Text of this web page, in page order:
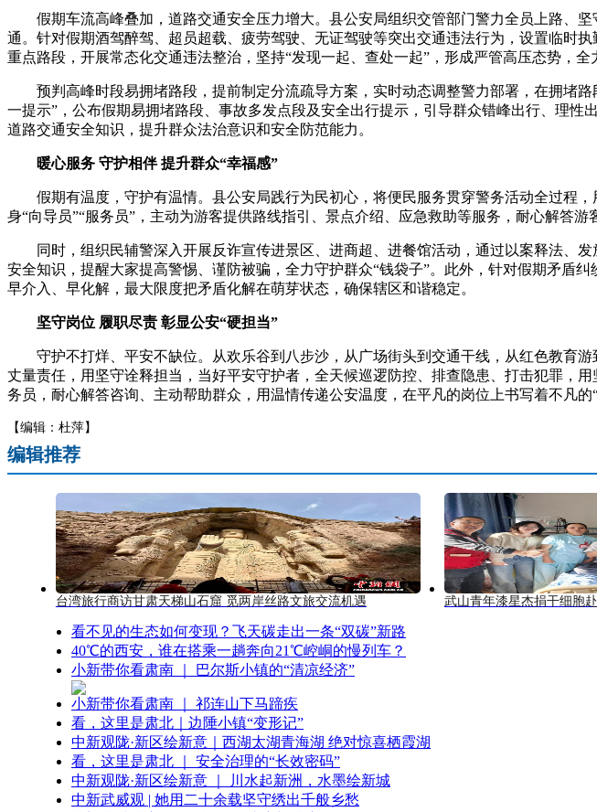
假期车流高峰叠加，道路交通安全压力增大。县公安局组织交管部门警力全员上路、坚
通。针对假期酒驾醉驾、超员超载、疲劳驾驶、无证驾驶等突出交通违法行为，设置临时
重点路段，开展常态化交通违法整治，坚持“发现一起、查处一起”，形成严管高压态势，全
预判高峰时段易拥堵路段，提前制定分流疏导方案，实时动态调整警力部署，在拥堵路
一提示”，公布假期易拥堵路段、事故多发点段及安全出行提示，引导群众错峰出行、理
道路交通安全知识，提升群众法治意识和安全防范能力。
暖心服务 守护相伴 提升群众“幸福感”
假期有温度，守护有温情。县公安局践行为民初心，将便民服务贯穿警务活动全过程
身“向导员”“服务员”，主动为游客提供路线指引、景点介绍、应急救助等服务，耐心解答
同时，组织民辅警深入开展反诈宣传进景区、进商超、进餐馆活动，通过以案释法、发
安全知识，提醒大家提高警惕、谨防被骗，全力守护群众“钱袋子”。此外，针对假期矛盾
早介入、早化解，最大限度把矛盾化解在萌芽状态，确保辖区和谐稳定。
坚守岗位 履职尽责 彰显公安“硬担当”
守护不打烊、平安不缺位。从欢乐谷到八步沙，从广场街头到交通干线，从红色教育
丈量责任，用坚守诠释担当，当好平安守护者，全天候巡逻防控、排查隐患、打击犯罪，
务员，耐心解答咨询、主动帮助群众，用温情传递公安温度，在平凡的岗位上书写着不凡
【编辑：杜萍】
编辑推荐
台湾旅行商访甘肃天梯山石窟 觅两岸丝路文旅交流机遇 武山青年漆星杰捐干细胞
看不见的生态如何变现？飞天碳走出一条“双碳”新路
40℃的西安，谁在搭乘一趟奔向21℃崆峒的慢列车？
小新带你看肃南 ｜ 巴尔斯小镇的“清凉经济”
小新带你看肃南 ｜ 祁连山下马蹄疾
看，这里是肃北｜边陲小镇“变形记”
中新观陇·新区绘新意｜西湖太湖青海湖 绝对惊喜栖霞湖
看，这里是肃北 ｜ 安全治理的“长效密码”
中新观陇·新区绘新意 ｜ 川水起新洲，水墨绘新城
中新武威观 | 她用二十余载坚守绣出千般乡愁